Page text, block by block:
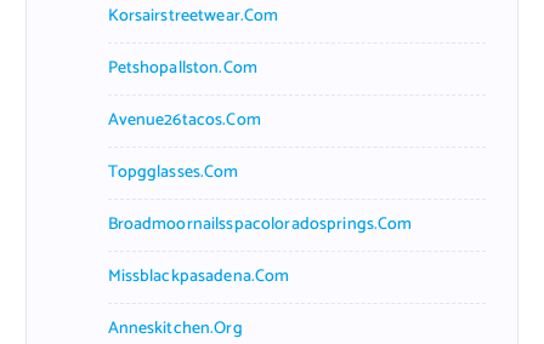
Korsairstreetwear.com
Petshopallston.com
Avenue26tacos.com
Topgglasses.com
Broadmoornailsspacoloradosprings.com
Missblackpasadena.com
Anneskitchen.org